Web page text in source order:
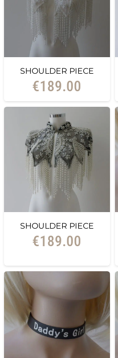
SHOULDER PIECE
€189.00
SHOULDER PIECE
€189.00